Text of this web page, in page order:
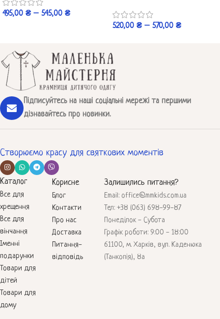
495,00 ₴ – 545,00 ₴
520,00 ₴ – 570,00 ₴
Підписуйтесь на наші соціальні мережі та першими
дізнавайтесь про новинки.
Створюємо красу для святкових моментів
Каталог
Все для
хрещення
Все для
вінчання
Іменні
подарунки
Товари для
дітей
Товари для
дому
Корисне
Блог
Контакти
Про нас
Доставка
Питання-
відповідь
Залишились питання?
Email: office@mmkids.com.ua
Тел: +38 (063) 698-99-87
Понеділок - Субота
Графік роботи: 9:00 - 18:00
61100, м. Харків, вул. Каденюка
(Танкопія), 8а